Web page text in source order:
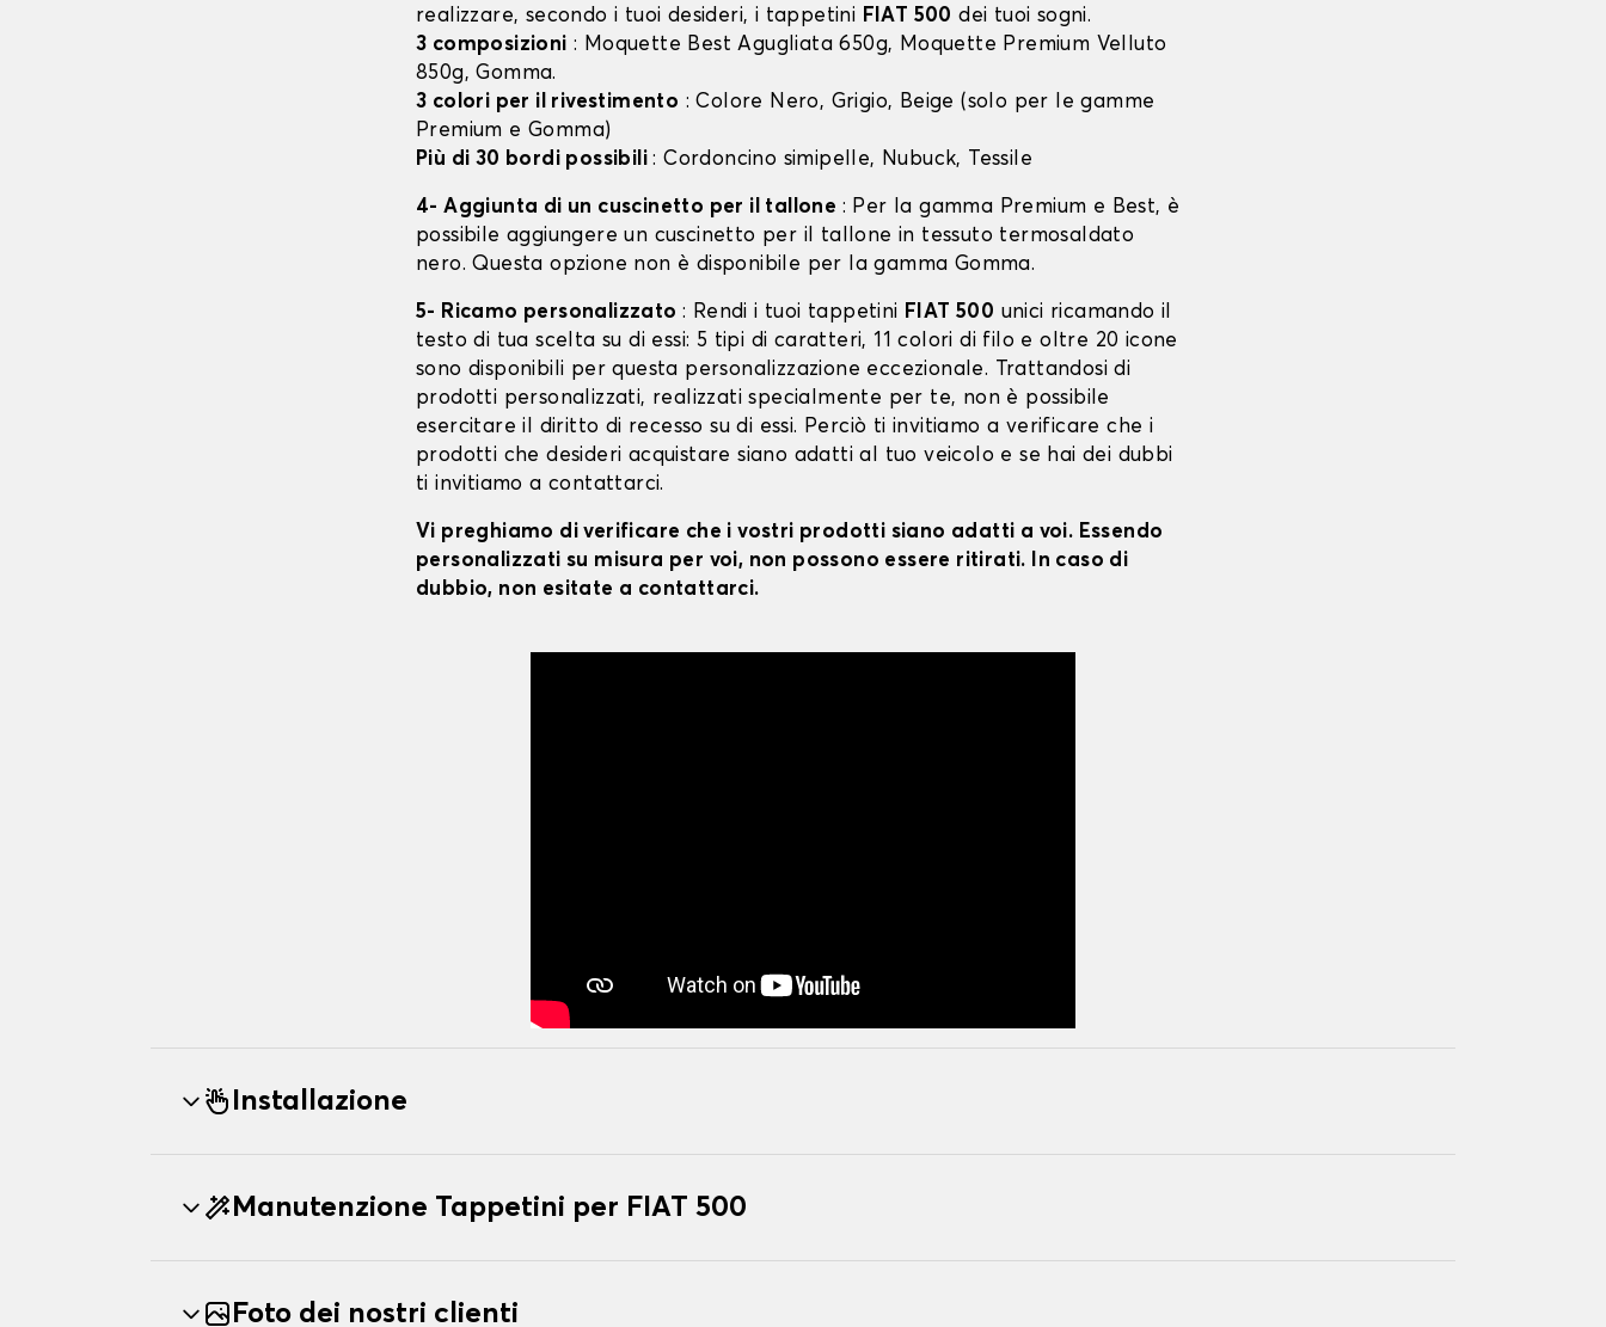
realizzare, secondo i tuoi desideri, i tappetini FIAT 500 dei tuoi sogni.
3 composizioni : Moquette Best Agugliata 650g, Moquette Premium Velluto
850g, Gomma.
3 colori per il rivestimento : Colore Nero, Grigio, Beige (solo per le gamme
Premium e Gomma)
Più di 30 bordi possibili: Cordoncino simipelle, Nubuck, Tessile
4- Aggiunta di un cuscinetto per il tallone : Per la gamma Premium e Best, è
possibile aggiungere un cuscinetto per il tallone in tessuto termosaldato
nero. Questa opzione non è disponibile per la gamma Gomma.
5- Ricamo personalizzato : Rendi i tuoi tappetini FIAT 500 unici ricamando il
testo di tua scelta su di essi: 5 tipi di caratteri, 11 colori di filo e oltre 20 icone
sono disponibili per questa personalizzazione eccezionale. Trattandosi di
prodotti personalizzati, realizzati specialmente per te, non è possibile
esercitare il diritto di recesso su di essi. Perciò ti invitiamo a verificare che i
prodotti che desideri acquistare siano adatti al tuo veicolo e se hai dei dubbi
ti invitiamo a contattarci.
Vi preghiamo di verificare che i vostri prodotti siano adatti a voi. Essendo
personalizzati su misura per voi, non possono essere ritirati. In caso di
dubbio, non esitate a contattarci.
Installazione
Manutenzione Tappetini per FIAT 500
Foto dei nostri clienti